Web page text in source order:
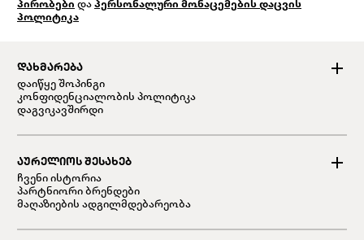
ᲓᲐᲮᲛᲐᲠᲔᲑᲐ
დაიწყე შოპინგი
კონფიდენციალობის პოლიტიკა
დაგვიკავშირდი
ᲐᲣᲠᲔᲚᲘᲝᲡ ᲨᲔᲡᲐᲮᲔᲑ
ჩვენი ისტორია
პარტნიორი ბრენდები
მაღაზიების ადგილმდებარეობა
პირობები და პერსონალური მონაცემების დაცვის
პოლიტიკა